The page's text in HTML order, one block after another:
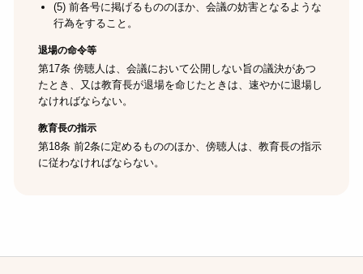
(5) 前各号に掲げるもののほか、会議の妨害となるような
行為をすること。
退場の命令等
第17条 傍聴人は、会議において公開しない旨の議決があつ
たとき、又は教育長が退場を命じたときは、速やかに退場し
なければならない。
教育長の指示
第18条 前2条に定めるもののほか、傍聴人は、教育長の指示
に従わなければならない。